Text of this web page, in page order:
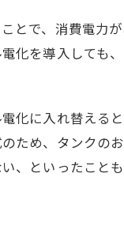
とで、消費電力
化を導入しても
化に入れ替える
ため、タンクの
、といったことも